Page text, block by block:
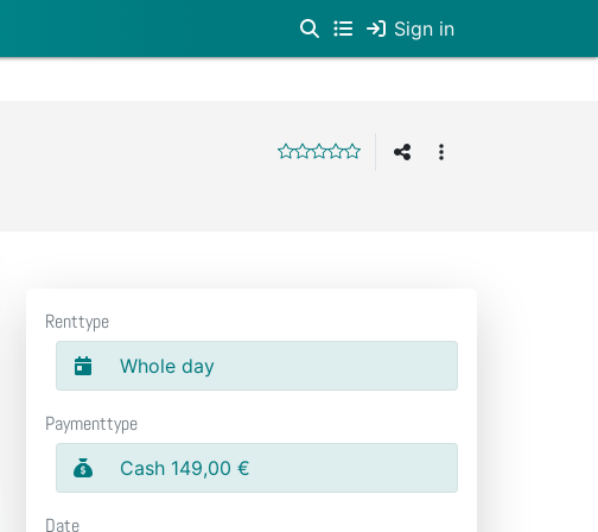
Sign in
Renttype
Whole day
Paymenttype
Cash 149,00 €
Date